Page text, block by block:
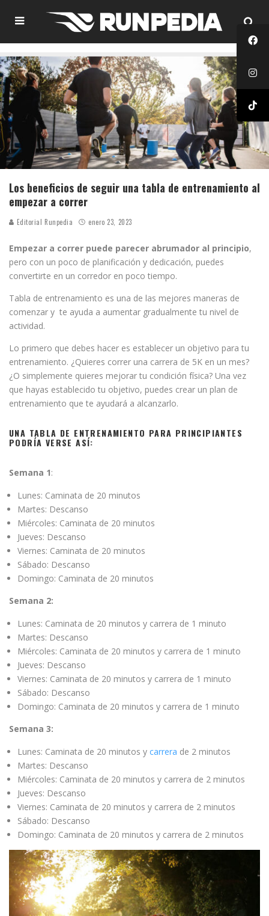
Los beneficios de seguir una tabla de entrenamiento al
empezar a correr
Editorial Runpedia enero 23, 2023
Empezar a correr puede parecer abrumador al principio,
pero con un poco de planificación y dedicación, puedes
convertirte en un corredor en poco tiempo.
Tabla de entrenamiento es una de las mejores maneras de
comenzar y te ayuda a aumentar gradualmente tu nivel de
actividad.
Lo primero que debes hacer es establecer un objetivo para tu
entrenamiento. ¿Quieres correr una carrera de 5K en un mes?
¿O simplemente quieres mejorar tu condición física? Una vez
que hayas establecido tu objetivo, puedes crear un plan de
entrenamiento que te ayudará a alcanzarlo.
UNA TABLA DE ENTRENAMIENTO PARA PRINCIPIANTES
PODRÍA VERSE ASÍ:
Semana 1:
Lunes: Caminata de 20 minutos
Martes: Descanso
Miércoles: Caminata de 20 minutos
Jueves: Descanso
Viernes: Caminata de 20 minutos
Sábado: Descanso
Domingo: Caminata de 20 minutos
Semana 2:
Lunes: Caminata de 20 minutos y carrera de 1 minuto
Martes: Descanso
Miércoles: Caminata de 20 minutos y carrera de 1 minuto
Jueves: Descanso
Viernes: Caminata de 20 minutos y carrera de 1 minuto
Sábado: Descanso
Domingo: Caminata de 20 minutos y carrera de 1 minuto
Semana 3:
Lunes: Caminata de 20 minutos y carrera de 2 minutos
Martes: Descanso
Miércoles: Caminata de 20 minutos y carrera de 2 minutos
Jueves: Descanso
Viernes: Caminata de 20 minutos y carrera de 2 minutos
Sábado: Descanso
Domingo: Caminata de 20 minutos y carrera de 2 minutos